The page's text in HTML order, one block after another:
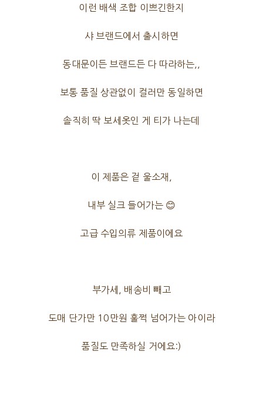
이런 배색 조합 이쁘긴한지
샤 브랜드에서 출시하면
동대문이든 브랜드든 다 따라하는,,
보통 품질 상관없이 컬러만 동일하면
솔직히 딱 보세옷인 게 티가 나는데
이 제품은 겉 울소재,
내부 실크 들어가는 😊
고급 수입의류 제품이에요
부가세, 배송비 빼고
도매 단가만 10만원 훌쩍 넘어가는 아이라
품질도 만족하실 거에요:)